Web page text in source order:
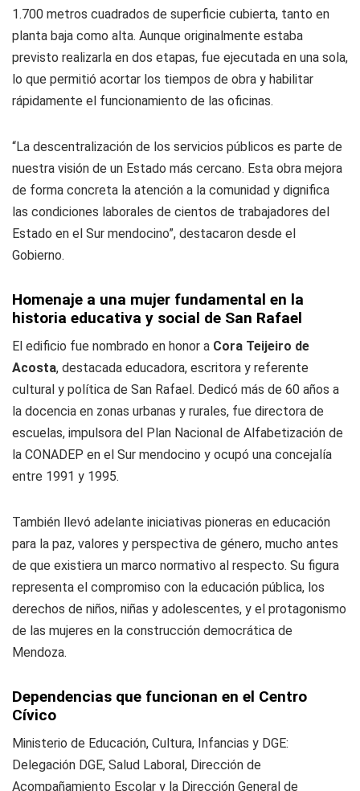
1.700 metros cuadrados de superficie cubierta, tanto en
planta baja como alta. Aunque originalmente estaba
previsto realizarla en dos etapas, fue ejecutada en una sola,
lo que permitió acortar los tiempos de obra y habilitar
rápidamente el funcionamiento de las oficinas.
“La descentralización de los servicios públicos es parte de
nuestra visión de un Estado más cercano. Esta obra mejora
de forma concreta la atención a la comunidad y dignifica
las condiciones laborales de cientos de trabajadores del
Estado en el Sur mendocino”, destacaron desde el
Gobierno.
Homenaje a una mujer fundamental en la
historia educativa y social de San Rafael
El edificio fue nombrado en honor a Cora Teijeiro de
Acosta, destacada educadora, escritora y referente
cultural y política de San Rafael. Dedicó más de 60 años a
la docencia en zonas urbanas y rurales, fue directora de
escuelas, impulsora del Plan Nacional de Alfabetización de
la CONADEP en el Sur mendocino y ocupó una concejalía
entre 1991 y 1995.
También llevó adelante iniciativas pioneras en educación
para la paz, valores y perspectiva de género, mucho antes
de que existiera un marco normativo al respecto. Su figura
representa el compromiso con la educación pública, los
derechos de niños, niñas y adolescentes, y el protagonismo
de las mujeres en la construcción democrática de
Mendoza.
Dependencias que funcionan en el Centro
Cívico
Ministerio de Educación, Cultura, Infancias y DGE:
Delegación DGE, Salud Laboral, Dirección de
Acompañamiento Escolar y la Dirección General de